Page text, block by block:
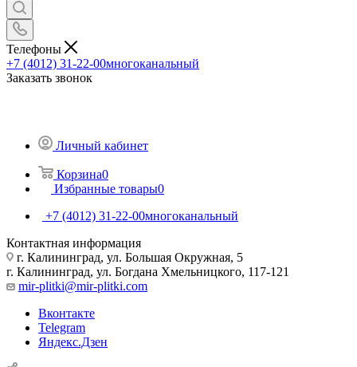
Телефоны
+7 (4012) 31-22-00многоканальный
Заказать звонок
Личный кабинет
Корзина0
Избранные товары0
+7 (4012) 31-22-00многоканальный
Контактная информация
г. Калининград, ул. Большая Окружная, 5
г. Калининград, ул. Богдана Хмельницкого, 117-121
mir-plitki@mir-plitki.com
Вконтакте
Telegram
Яндекс.Дзен